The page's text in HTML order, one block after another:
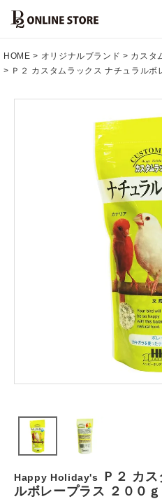
HOME オリジナルブランド
カスタ
Ｐ２ カスタムラックス ナチュラルボ
Happy Holiday's
Ｐ２ カ
ルボレープラス ２００ｇ